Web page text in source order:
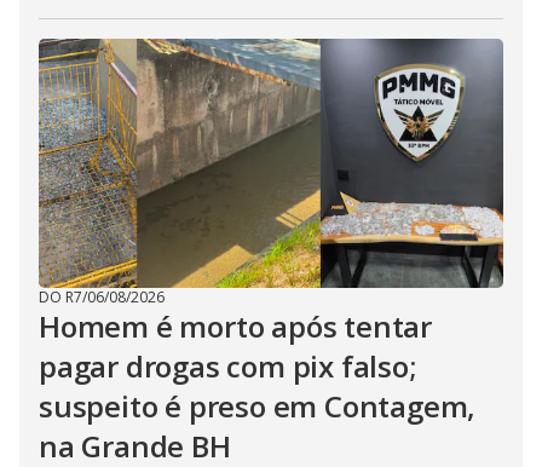
DO R7/06/08/2026
Homem é morto após tentar
pagar drogas com pix falso;
suspeito é preso em Contagem,
na Grande BH